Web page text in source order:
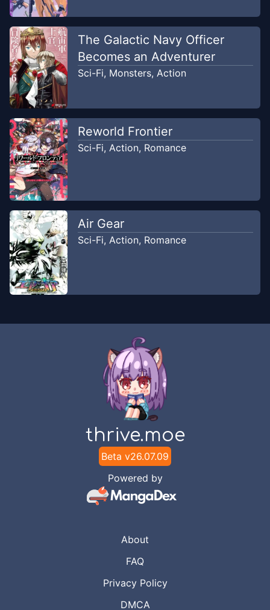
The Galactic Navy Officer
Becomes an Adventurer
Sci-Fi, Monsters, Action
Reworld Frontier
Sci-Fi, Action, Romance
Air Gear
Sci-Fi, Action, Romance
thrive.moe
Beta v26.07.09
Powered by
About
FAQ
Privacy Policy
DMCA